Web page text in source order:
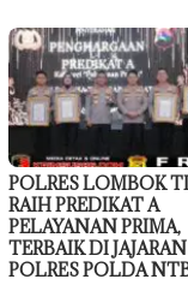
POLRES LOMBOK
RAIH PREDIKAT A
PELAYANAN PRIMA,
TERBAIK DI JAJARAN
POLRES POLDA